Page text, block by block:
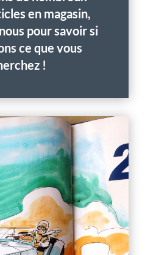
en magasin,
pour savoir si
ce que vous
!